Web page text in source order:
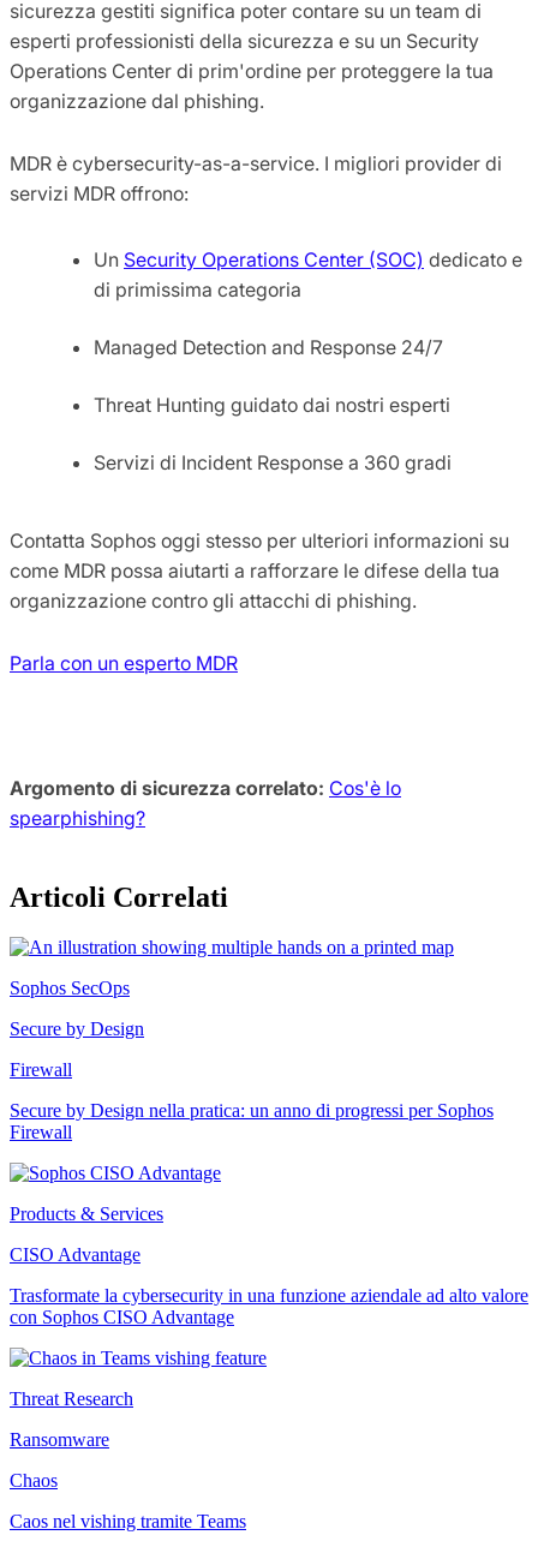
sicurezza gestiti significa poter contare su un team di
esperti professionisti della sicurezza e su un Security
Operations Center di prim'ordine per proteggere la tua
organizzazione dal phishing.
MDR è cybersecurity-as-a-service. I migliori provider di
servizi MDR offrono:
Un Security Operations Center (SOC) dedicato e
di primissima categoria
Managed Detection and Response 24/7
Threat Hunting guidato dai nostri esperti
Servizi di Incident Response a 360 gradi
Contatta Sophos oggi stesso per ulteriori informazioni su
come MDR possa aiutarti a rafforzare le difese della tua
organizzazione contro gli attacchi di phishing.
Parla con un esperto MDR
Argomento di sicurezza correlato: Cos'è lo
spearphishing?
Articoli Correlati
Sophos SecOps
Secure by Design
Firewall
Secure by Design nella pratica: un anno di progressi per Sophos
Firewall
Products & Services
CISO Advantage
Trasformate la cybersecurity in una funzione aziendale ad alto valore
con Sophos CISO Advantage
Threat Research
Ransomware
Chaos
Caos nel vishing tramite Teams